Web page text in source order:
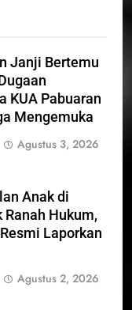
Janji Bertemu
KUA Pabuaran
Mengemuka
Agustus 3, 2026
Anak di
Hukum,
Laporkan
Agustus 2, 2026